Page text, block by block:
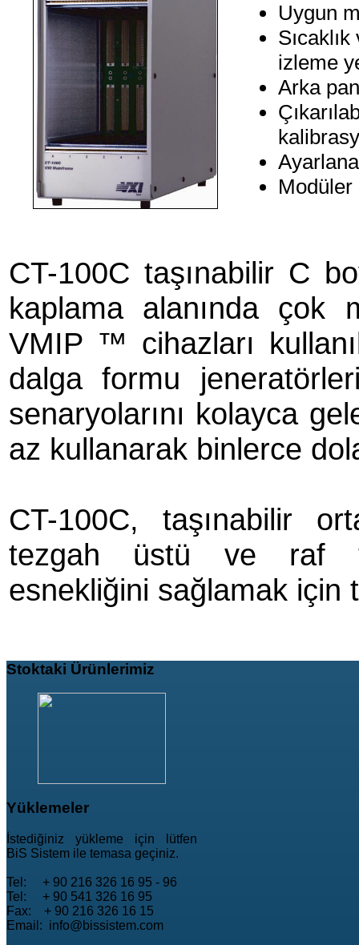
Uygun
izleme
Arka
Modüler
CT-100C taşınabilir C
kaplama alanında çok
VMIP ™ cihazları
dalga formu
senaryolarını kolayca
az kullanarak binlerce
CT-100C, taşınabilir
tezgah üstü ve raf
esnekliğini sağlamak için
Stoktaki Ürünlerimiz
Yüklemeler
İstediğiniz yükleme için lütfen
BiS Sistem ile temasa geçiniz.
Tel: + 90 216 326 16 95 - 96
Tel: + 90 541 326 16 95
Fax: + 90 216 326 16 15
Email: info@bissistem.com